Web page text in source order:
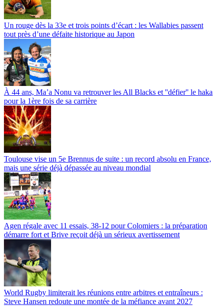
Un rouge dès la 33e et trois points d’écart : les Wallabies passent
tout près d’une défaite historique au Japon
À 44 ans, Ma’a Nonu va retrouver les All Blacks et ''défier'' le haka
pour la 1ère fois de sa carrière
Toulouse vise un 5e Brennus de suite : un record absolu en France,
mais une série déjà dépassée au niveau mondial
Agen régale avec 11 essais, 38-12 pour Colomiers : la préparation
démarre fort et Brive reçoit déjà un sérieux avertissement
World Rugby limiterait les réunions entre arbitres et entraîneurs :
Steve Hansen redoute une montée de la méfiance avant 2027